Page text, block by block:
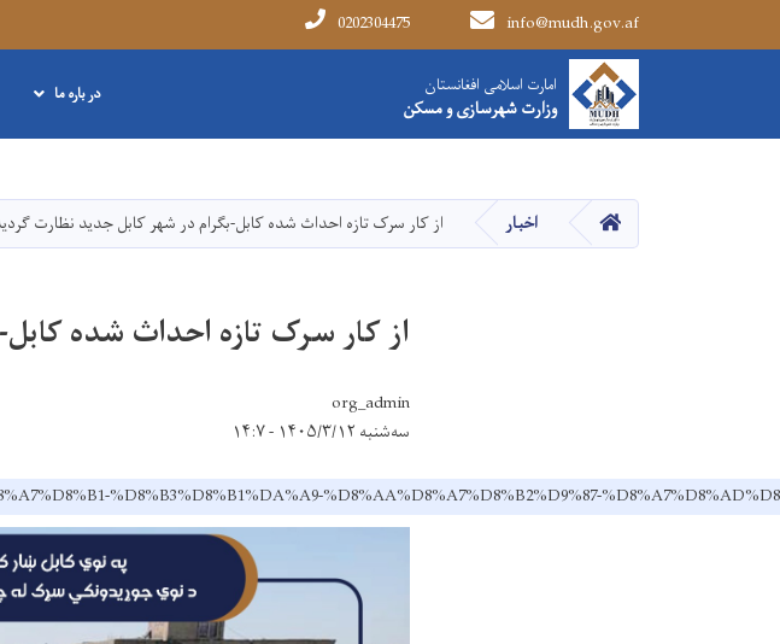
امارت اسلامی افغانستان
وزارت شهرسازی و مسکن
info@mudh.gov.af
0202304475
Main navigation
امارت اسلامی افغانستان
وزارت شهرسازی و مسکن در باره ما
HOME اخبار از کار سرک تازه احداث شده کابل-بگرام در شهر کابل جدید نظارت
از کار سرک تازه احداث شده
org_admin
سه‌شنبه ۱۴۰۵/۳/۱۲ - ۱۴:۷
%D8%B3%D8%B1%DA%A9-%D8%AA%D8%A7%D8%B2%D9%87-